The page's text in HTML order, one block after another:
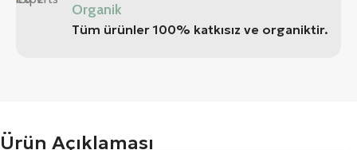
Organik
Tüm ürünler 100% katkısız ve organiktir.
Ürün Açıklaması